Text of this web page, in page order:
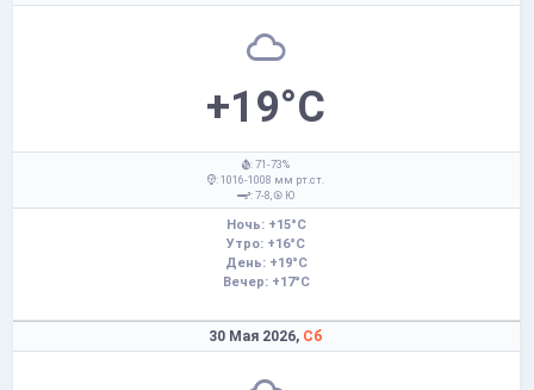
+19°C
: 71-73%
: 1016-1008 мм рт.ст.
: 7-8,
Ю
Ночь: +15°C
Утро: +16°C
День: +19°C
Вечер: +17°C
30 Мая 2026, Сб